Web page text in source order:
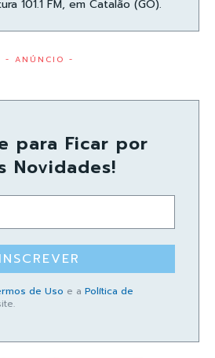
101.1 FM, em Catalão (GO).
- ANÚNCIO -
para Ficar por
Novidades!
INSCREVER
de Uso e a Política de